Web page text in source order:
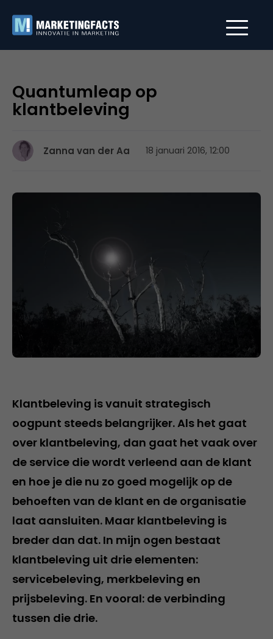
Quantumleap op
klantbeleving
Zanna van der Aa 18 januari 2016, 12:00
Klantbeleving is vanuit strategisch
oogpunt steeds belangrijker. Als het gaat
over klantbeleving, dan gaat het vaak over
de service die wordt verleend aan de klant
en hoe je die nu zo goed mogelijk op de
behoeften van de klant en de organisatie
laat aansluiten. Maar klantbeleving is
breder dan dat. In mijn ogen bestaat
klantbeleving uit drie elementen:
servicebeleving, merkbeleving en
prijsbeleving. En vooral: de verbinding
tussen die drie.